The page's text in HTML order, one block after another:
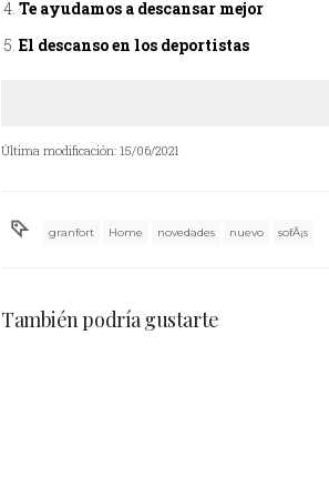
Te ayudamos a descansar mejor
El descanso en los deportistas
Última modificación: 15/06/2021
granfort Home novedades nuevo sofÃ¡s
También podría gustarte